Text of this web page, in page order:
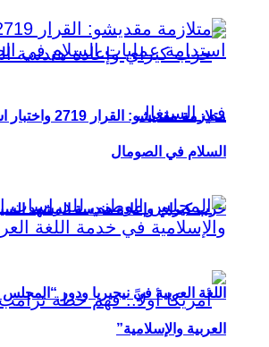
حزب كيراي وإعادة هندسة المشهد
متلازمة مقديشو:
السلام في الصومال
اللغة العربية في نيجيريا ودور
العربية والإسلامية”